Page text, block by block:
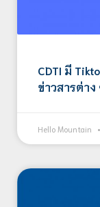
CDTI มี
ข่าวสารต่าง
Hello Mountain